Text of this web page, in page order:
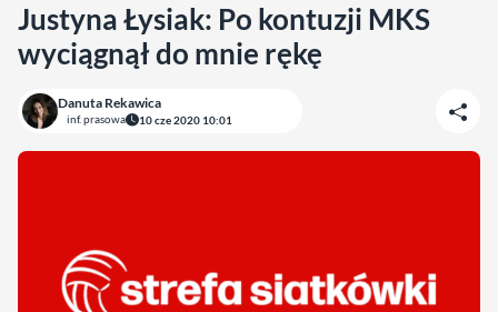
Justyna Łysiak: Po kontuzji MKS
wyciągnął do mnie rękę
Danuta Rekawica
inf. prasowa 10 cze 2020 10:01